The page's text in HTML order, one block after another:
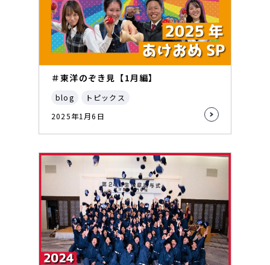
＃東洋のぞき見【1月編】
blog
トピックス
2025年1月6日